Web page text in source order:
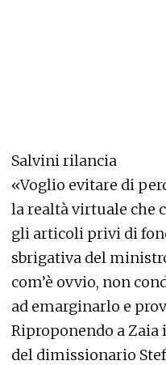
Salvini rilancia
«Voglio evitare di
la realtà virtuale che
gli articoli privi di
sbrigativa del
com’è ovvio, non
ad emarginarlo e
Riproponendo a
del dimissionario